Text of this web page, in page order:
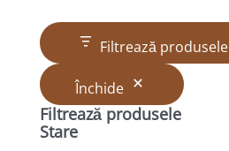
Filtrează produsele
Închide
Filtrează produsele
Stare